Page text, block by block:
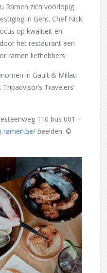
Ramen zich voorlopig
in Gent. Chef Nick
op kwaliteit en
het restaurant een
ramen liefhebbers.
in Gault & Millau
Travelers’
110 bus 001 –
ramen.be/ beelden: ©